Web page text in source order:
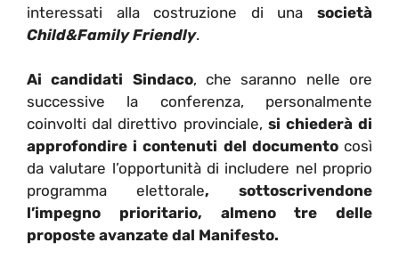
interessati alla costruzione di una società
Child&Family Friendly.
Ai candidati Sindaco, che saranno nelle ore
successive la conferenza, personalmente
coinvolti dal direttivo provinciale, si chiederà di
approfondire i contenuti del documento così
da valutare l’opportunità di includere nel proprio
programma elettorale, sottoscrivendone
l’impegno prioritario, almeno tre delle
proposte avanzate dal Manifesto.